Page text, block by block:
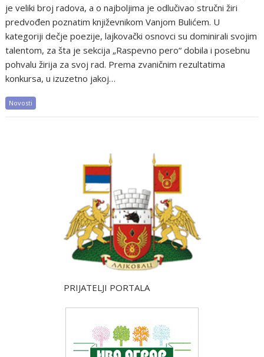
je veliki broj radova, a o najboljima je odlučivao stručni žiri
predvođen poznatim književnikom Vanjom Bulićem. U
kategoriji dečje poezije, lajkovački osnovci su dominirali svojim
talentom, za šta je sekcija „Raspevno pero“ dobila i posebnu
pohvalu žirija za svoj rad. Prema zvaničnim rezultatima
konkursa, u izuzetno jakoj…
Novosti
PRIJATELJI PORTALA